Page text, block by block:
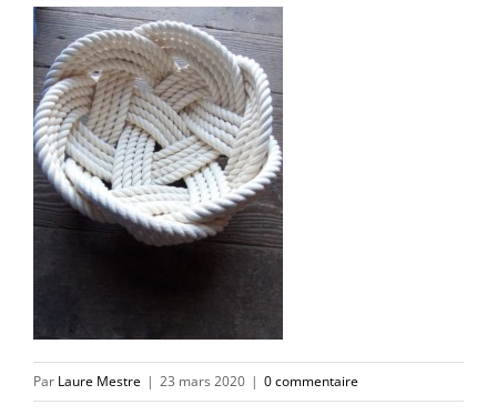
Par Laure Mestre | 23 mars 2020 | 0 commentaire